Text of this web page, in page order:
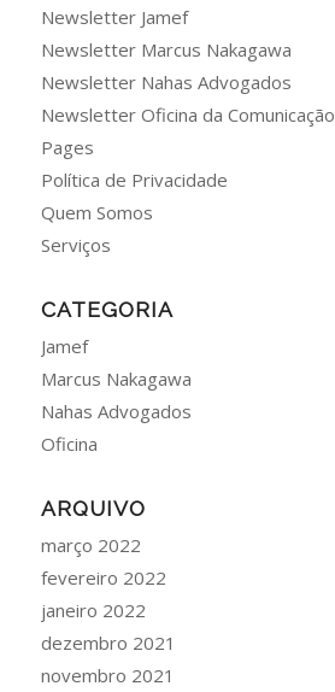
Newsletter Jamef
Newsletter Marcus Nakagawa
Newsletter Nahas Advogados
Newsletter Oficina da Comunicação
Pages
Política de Privacidade
Quem Somos
Serviços
CATEGORIA
Jamef
Marcus Nakagawa
Nahas Advogados
Oficina
ARQUIVO
março 2022
fevereiro 2022
janeiro 2022
dezembro 2021
novembro 2021